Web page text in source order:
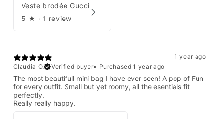
Veste brodée Gucci
5 ★ · 1 review
1 year ago
Claudia O.
Verified buyer• Purchased 1 year ago
The most beautifull mini bag I have ever seen! A pop of Fun
for every outfit. Small but yet roomy, all the esentials fit
perfectly.
Really really happy.